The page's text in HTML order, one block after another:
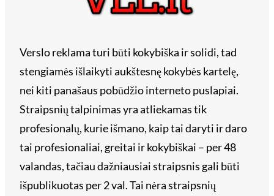
Verslo reklama turi būti kokybiška ir solidi, tad
stengiamės išlaikyti aukštesnę kokybės kartelę,
nei kiti panašaus pobūdžio interneto puslapiai.
Straipsnių talpinimas yra atliekamas tik
profesionalų, kurie išmano, kaip tai daryti ir daro
tai profesionaliai, greitai ir kokybiškai – per 48
valandas, tačiau dažniausiai straipsnis gali būti
išpublikuotas per 2 val. Tai nėra straipsnių